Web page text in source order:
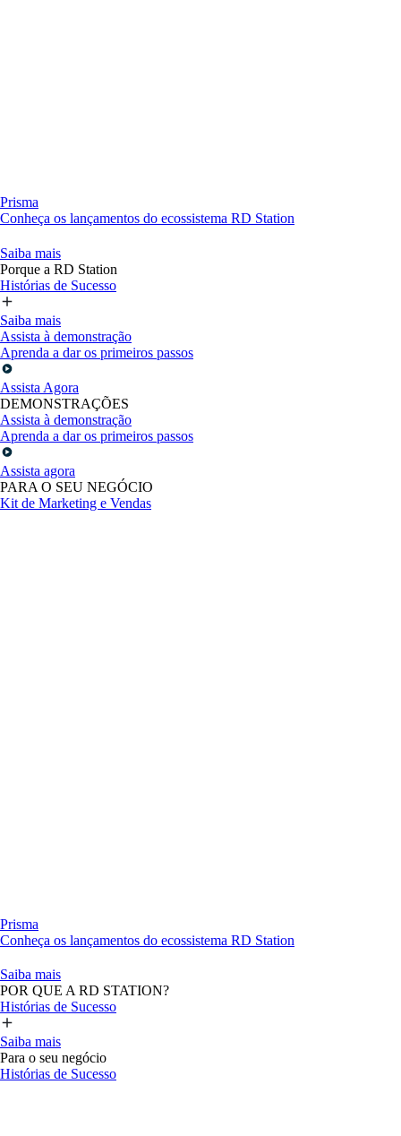
Prisma
Conheça os lançamentos do ecossistema RD Station
Saiba mais
Porque a RD Station
Histórias de Sucesso
Saiba mais
Assista à demonstração
Aprenda a dar os primeiros passos
Assista Agora
DEMONSTRAÇÕES
Assista à demonstração
Aprenda a dar os primeiros passos
Assista agora
PARA O SEU NEGÓCIO
Kit de Marketing e Vendas
Prisma
Conheça os lançamentos do ecossistema RD Station
Saiba mais
POR QUE A RD STATION?
Histórias de Sucesso
Saiba mais
Para o seu negócio
Histórias de Sucesso